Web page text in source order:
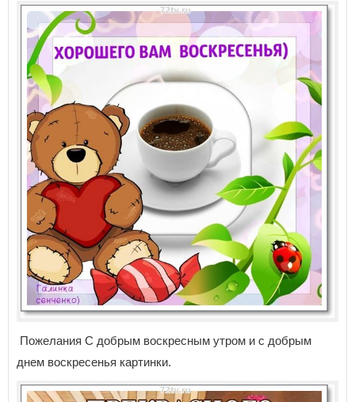
Пожелания С добрым воскресным утром и с добрым
днем воскресенья картинки.